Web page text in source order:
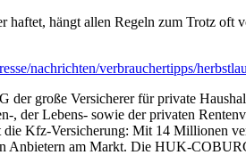
hängt allen Regeln zum Trotz oft
nachrichten/verbrauchertipps/
große Versicherer für private
, der Lebens- sowie der privaten
Kfz-Versicherung: Mit 14 Millionen
Anbietern am Markt. Die HUK-